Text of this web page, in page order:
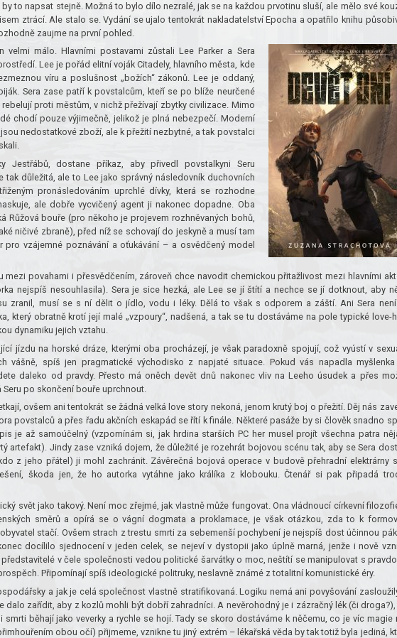
to napsat stejně. Možná to bylo dílo nezralé, jak se na každou prvotinu sluší, ale mělo své
ztrácí. Ale stalo se. Vydání se ujalo tentokrát nakladatelství Epocha a opatřilo knihu
zaujme na první pohled.
málo. Hlavními postavami zůstali Lee Parker a Sera
Lee je pořád elitní voják Citadely, hlavního města, kde
víru a poslušnost „božích“ zákonů. Lee je oddaný,
Sera zase patří k povstalcům, kteří se po blíže neurčené
proti městům, v nichž přežívají zbytky civilizace. Mimo
chodí pouze výjimečně, jelikož je plná nebezpečí. Moderní
nedostatkové zboží, ale k přežití nezbytné, a tak povstalci
Jestřábů, dostane příkaz, aby přivedl povstalkyni Seru
tak důležitá, ale to Lee jako správný následovník duchovních
pronásledováním uprchlé dívky, která se rozhodne
ale dobře vycvičený agent ji nakonec dopadne. Oba
Růžová bouře (pro někoho je projevem rozhněvaných bohů,
ničivé zbraně), před níž se schovají do jeskyně a musí tam
pro vzájemné poznávání a oťukávání – a osvědčený model
mezi povahami i přesvědčením, zároveň chce navodit chemickou přitažlivost mezi hlavními
nejspíš nesouhlasila). Sera je sice hezká, ale Lee se jí štítí a nechce se jí dotknout, aby
zranil, musí se s ní dělit o jídlo, vodu i léky. Dělá to však s odporem a záští. Ani Sera
který obratně krotí její malé „vzpoury“, nadšená, a tak se tu dostáváme na pole typické love-
dynamiku jejich vztahu.
jízdu na horské dráze, kterými oba procházejí, je však paradoxně spojují, což vyústí v
vášně, spíš jen pragmatické východisko z napjaté situace. Pokud vás napadla
daleko od pravdy. Přesto má oněch devět dnů nakonec vliv na Leeho úsudek a přes
po skončení bouře uprchnout.
ovšem ani tentokrát se žádná velká love story nekoná, jenom krutý boj o přežití. Děj nás
povstalců a přes řadu akčních eskapád se řítí k finále. Některé pasáže by si člověk snadno
je až samoúčelný (vzpomínám si, jak hrdina starších PC her musel projít všechna patra
artefakt). Jindy zase vzniká dojem, že důležité je rozehrát bojovou scénu tak, aby se Sera
z jeho přátel) ji mohl zachránit. Závěrečná bojová operace v budově přehradní elektrárny
škoda jen, že ho autorka vytáhne jako králíka z klobouku. Čtenář si pak připadá
svět jako takový. Není moc zřejmé, jak vlastně může fungovat. Ona vládnoucí církevní
směrů a opírá se o vágní dogmata a proklamace, je však otázkou, zda to k
stačí. Ovšem strach z trestu smrti za sebemenší pochybení je nejspíš dost účinnou
docílilo sjednocení v jeden celek, se nejeví v dystopii jako úplně marná, jenže i nově
představitelé v čele společnosti vedou politické šarvátky o moc, neštítí se manipulovat s
Připomínají spíš ideologické politruky, neslavně známé z totalitní komunistické éry.
a jak je celá společnost vlastně stratifikovaná. Logiku nemá ani povyšování
dalo zařídit, aby z kozlů mohli být dobří zahradníci. A nevěrohodný je i zázračný lék (či
běhají jako veverky a rychle se hojí. Tady se skoro dostáváme k něčemu, co je víc magie
obou očí) přijmeme, vznikne tu jiný extrém – lékařská věda by tak totiž byla jediná,